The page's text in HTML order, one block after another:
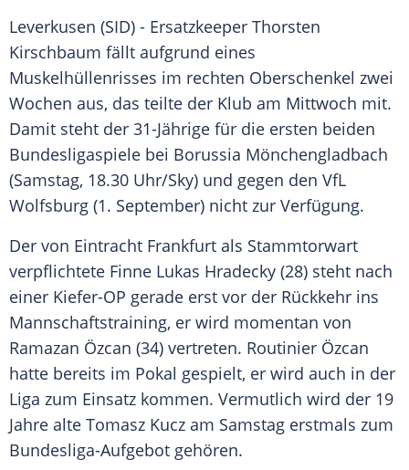
Leverkusen (SID) - Ersatzkeeper Thorsten
Kirschbaum fällt aufgrund eines
Muskelhüllenrisses im rechten Oberschenkel zwei
Wochen aus, das teilte der Klub am Mittwoch mit.
Damit steht der 31-Jährige für die ersten beiden
Bundesligaspiele bei Borussia Mönchengladbach
(Samstag, 18.30 Uhr/Sky) und gegen den VfL
Wolfsburg (1. September) nicht zur Verfügung.
Der von Eintracht Frankfurt als Stammtorwart
verpflichtete Finne Lukas Hradecky (28) steht nach
einer Kiefer-OP gerade erst vor der Rückkehr ins
Mannschaftstraining, er wird momentan von
Ramazan Özcan (34) vertreten. Routinier Özcan
hatte bereits im Pokal gespielt, er wird auch in der
Liga zum Einsatz kommen. Vermutlich wird der 19
Jahre alte Tomasz Kucz am Samstag erstmals zum
Bundesliga-Aufgebot gehören.